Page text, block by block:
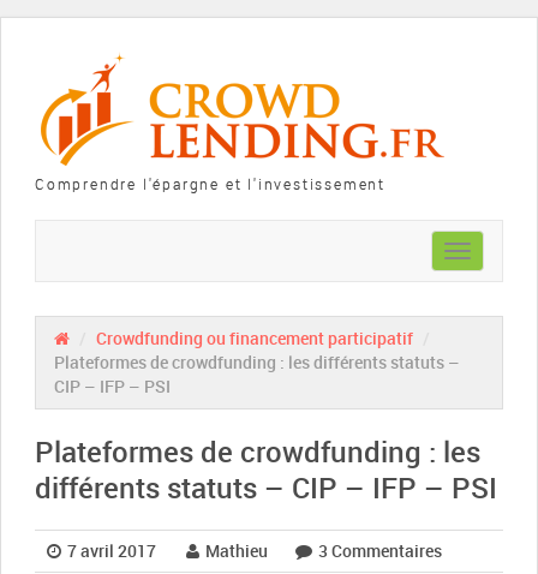
Comprendre l'épargne et l'investissement
Toggle
navigation
Crowdfunding ou financement participatif
Plateformes de crowdfunding : les différents statuts –
CIP – IFP – PSI
Plateformes de crowdfunding : les
différents statuts – CIP – IFP – PSI
7 avril 2017 Mathieu 3 Commentaires